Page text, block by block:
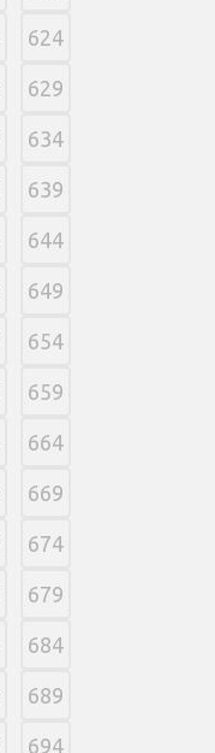
624
629
634
639
644
649
654
659
664
669
674
679
684
689
694